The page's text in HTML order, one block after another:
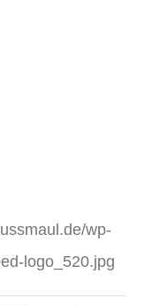
wp-
logo_520.jpg